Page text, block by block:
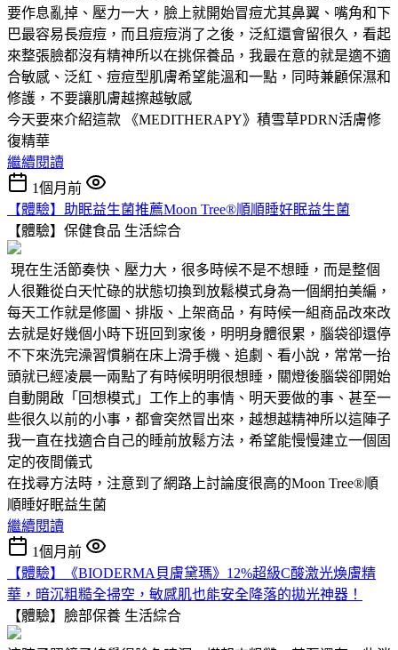
要作息亂掉、壓力一大，臉上就開始冒痘尤其鼻翼、嘴角和下
巴最容易長痘痘，而且痘痘消了之後，泛紅還會留很久，看起
來整張臉都沒有精神所以在挑保養品，我最在意的就是適不適
合敏感、泛紅、痘痘型肌膚希望能溫和一點，同時兼顧保濕和
修護，不要讓肌膚越擦越敏感
今天要來介紹這款 《MEDITHERAPY》積雪草PDRN活膚修
復精華
繼續閱讀
1個月前
【體驗】助眠益生菌推薦Moon Tree®順順睡好眠益生菌
【體驗】保健食品 生活綜合
現在生活節奏快、壓力大，很多時候不是不想睡，而是整個
人很難從白天忙碌的狀態切換到放鬆模式身為一個網拍美編，
每天工作就是修圖、排版、上架商品，有時候一組商品改來改
去就是好幾個小時下班回到家後，明明身體很累，腦袋卻還停
不下來洗完澡習慣躺在床上滑手機、追劇、看小說，常常一抬
頭就已經凌晨一兩點了有時候明明很想睡，關燈後腦袋卻開始
自動開啟「回想模式」工作上的事情、明天要做的事、甚至一
些很久以前的小事，都會突然冒出來，越想越精神所以這陣子
我一直在找適合自己的睡前放鬆方法，希望能慢慢建立一個固
定的夜間儀式
在找尋方法時，注意到了網路上討論度很高的Moon Tree®順
順睡好眠益生菌
繼續閱讀
1個月前
【體驗】《BIODERMA貝膚黛瑪》12%超級C酸激光煥膚精
華，暗沉粗糙全掃空，敏感肌也能安全降落的拋光神器！
【體驗】臉部保養 生活綜合